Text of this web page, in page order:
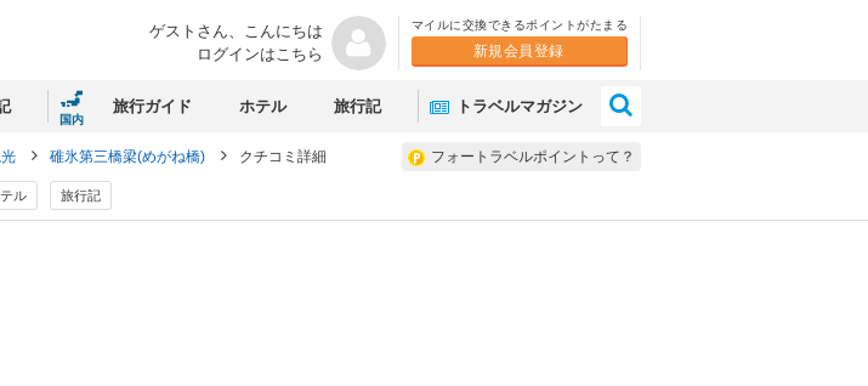
ゲストさん、 こんにちは
ログインはこちら
マイルに交換できるポイントがたまる
新規会員登録
国内
旅行ガイド ホテル 旅行記 トラベルマガジン
フォートラベルポイントって？
碓氷第三橋梁(めがね橋) クチコミ詳細
ル 旅行記